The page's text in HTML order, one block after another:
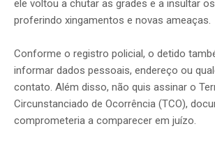
ele voltou a chutar as grades e a insultar
proferindo xingamentos e novas ameaças.
Conforme o registro policial, o detido
informar dados pessoais, endereço ou
contato. Além disso, não quis assinar o
Circunstanciado de Ocorrência (TCO),
comprometeria a comparecer em juízo.